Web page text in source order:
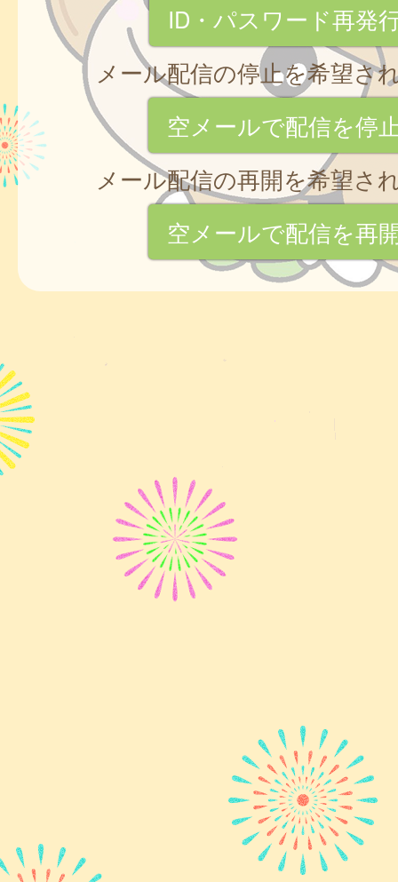
ID・パスワード再発
メール配信の停止を希望さ
空メールで配信を停
メール配信の再開を希望さ
空メールで配信を再